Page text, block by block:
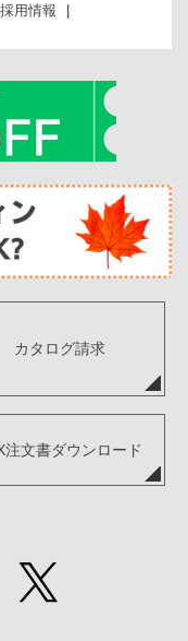
採用情報
カタログ請求
注文書ダウンロード